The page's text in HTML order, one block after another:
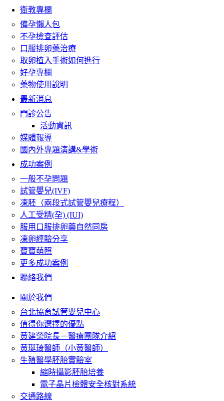
衛教專欄
備孕懶人包
不孕檢查評估
口服排卵藥治療
取卵植入手術如何進行
好孕專欄
藥物使用說明
最新消息
門診公告
活動資訊
媒體報導
國內外專題演講&學術
成功案例
一般不孕問題
試管嬰兒(IVF)
凍胚（兩段式試管嬰兒療程）
人工受精(孕) (IUI)
服用口服排卵藥自然同房
凍卵經驗分享
寶寶萌照
更多成功案例
聯絡我們
關於我們
台北協育試管嬰兒中心
值得你選擇的優點
黃建榮院長－醫療團隊介紹
黃珽琦醫師（小黃醫師）
生殖醫學胚胎實驗室
縮時攝影胚胎培養
電子晶片檢體安全核對系統
交通路線